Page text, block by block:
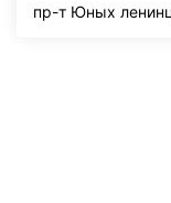
пр-т Юных